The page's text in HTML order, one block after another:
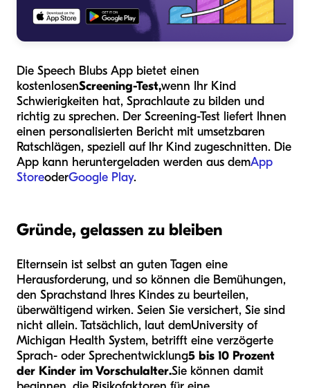
Die Speech Blubs App bietet einen
kostenlosenScreening-Test,wenn Ihr Kind
Schwierigkeiten hat, Sprachlaute zu bilden und
richtig zu sprechen. Der Screening-Test liefert Ihnen
einen personalisierten Bericht mit umsetzbaren
Ratschlägen, speziell auf Ihr Kind zugeschnitten. Die
App kann heruntergeladen werden aus demApp
StoreoderGoogle Play.
Gründe, gelassen zu bleiben
Elternsein ist selbst an guten Tagen eine
Herausforderung, und so können die Bemühungen,
den Sprachstand Ihres Kindes zu beurteilen,
überwältigend wirken. Seien Sie versichert, Sie sind
nicht allein. Tatsächlich, laut demUniversity of
Michigan Health System, betrifft eine verzögerte
Sprach- oder Sprechentwicklung5 bis 10 Prozent
der Kinder im Vorschulalter.Sie können damit